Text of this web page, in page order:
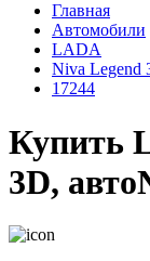
Главная
Автомобили
LADA
Niva Legend
17244
Купить
3D,